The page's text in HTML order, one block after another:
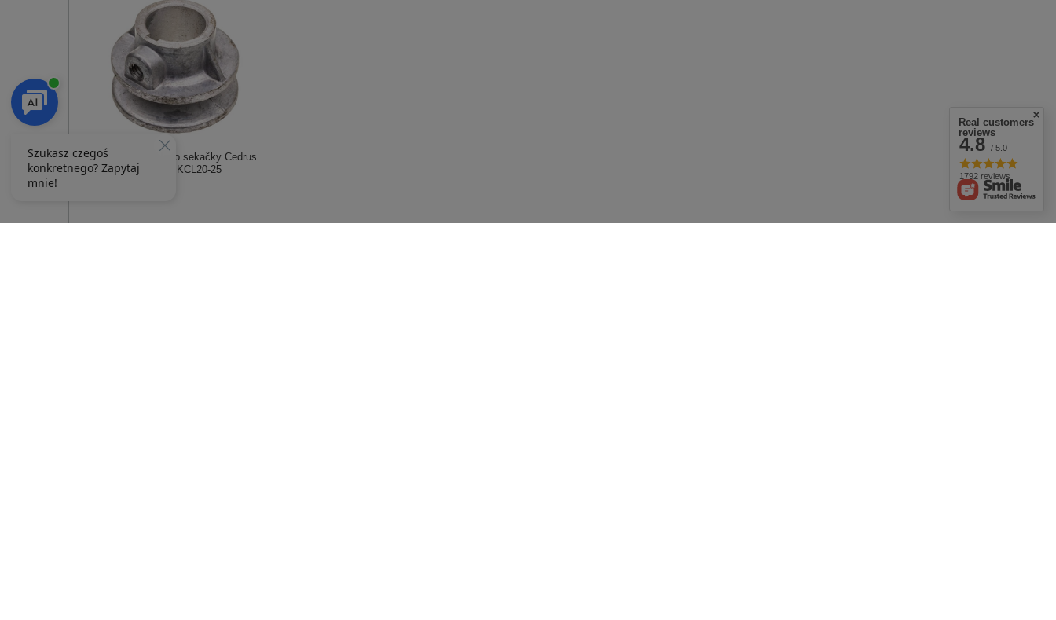
Řemenové hnací kolo sekačky Cedrus
KCL18SP;KCL20SP KCL20-25
Real customers
reviews
4.8 / 5.0
1792 reviews